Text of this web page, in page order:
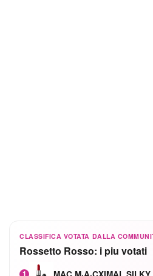
CLASSIFICA VOTATA DALLA
Rossetto Rosso: i piu votati